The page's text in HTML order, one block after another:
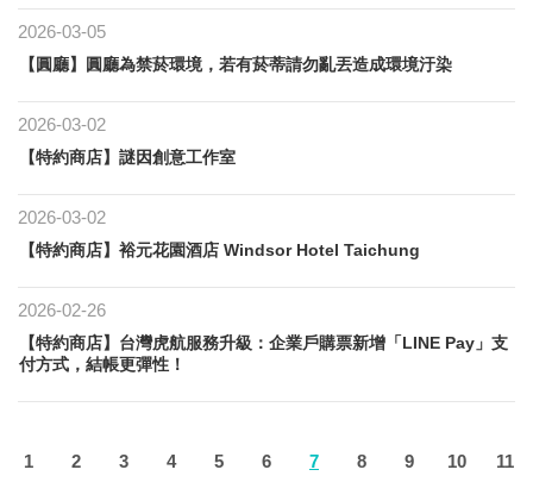
2026-03-05
【圓廳】圓廳為禁菸環境，若有菸蒂請勿亂丟造成環境汙染
2026-03-02
【特約商店】謎因創意工作室
2026-03-02
【特約商店】裕元花園酒店 Windsor Hotel Taichung
2026-02-26
【特約商店】台灣虎航服務升級：企業戶購票新增「LINE Pay」支
付方式，結帳更彈性！
1 2 3 4 5 6 7 8 9 10 11